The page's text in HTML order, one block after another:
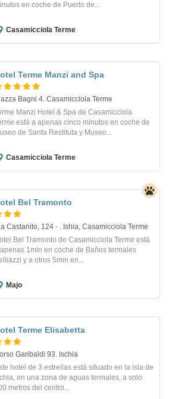
en coche de Puerto de...
Casamicciola Terme
Terme Manzi and Spa
Bagni 4. Casamicciola Terme
Manzi Hotel & Spa de Casamicciola
está a apenas cinco minutos en coche de
de Santa Restituta y Museo...
Casamicciola Terme
Bel Tramonto
Castanito, 124 - . Ishia, Casamicciola Terme
Bel Tramonto de Casamicciola Terme está
1min en coche de Baños termales
y a otros 5min en...
Majo
Terme Elisabetta
Garibaldi 93. Ischia
hotel de 3 estrellas está situado en la isla de
en una zona de aguas termales, a solo
metros del centro...